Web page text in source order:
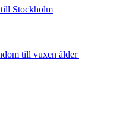
till Stockholm
till vuxen ålder